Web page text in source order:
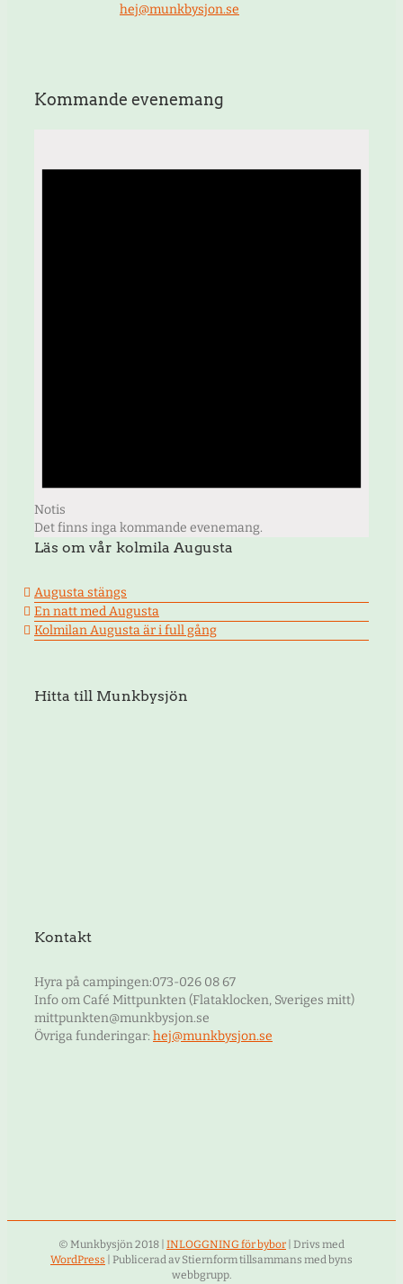
hej@munkbysjon.se
Kommande evenemang
Notis
Det finns inga kommande evenemang.
Läs om vår kolmila Augusta
Augusta stängs
En natt med Augusta
Kolmilan Augusta är i full gång
Hitta till Munkbysjön
Kontakt
Hyra på campingen:073-026 08 67
Info om Café Mittpunkten (Flataklocken, Sveriges mitt)
mittpunkten@munkbysjon.se
Övriga funderingar: hej@munkbysjon.se
© Munkbysjön 2018 | INLOGGNING för bybor | Drivs med
WordPress | Publicerad av Stiernform tillsammans med byns
webbgrupp.